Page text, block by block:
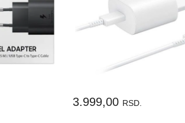
3.999,00 RSD.